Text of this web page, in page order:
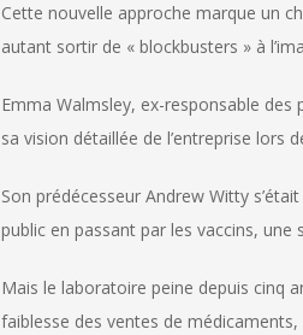
Cette nouvelle approche marque un
autant sortir de « blockbusters » à
Emma Walmsley, ex-responsable des
sa vision détaillée de l’entreprise lors
Son prédécesseur Andrew Witty
public en passant par les vaccins, une
Mais le laboratoire peine depuis cinq
faiblesse des ventes de